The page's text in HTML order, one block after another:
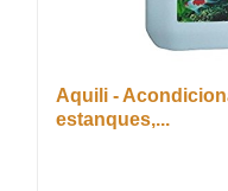
Aquili -
estanques,...